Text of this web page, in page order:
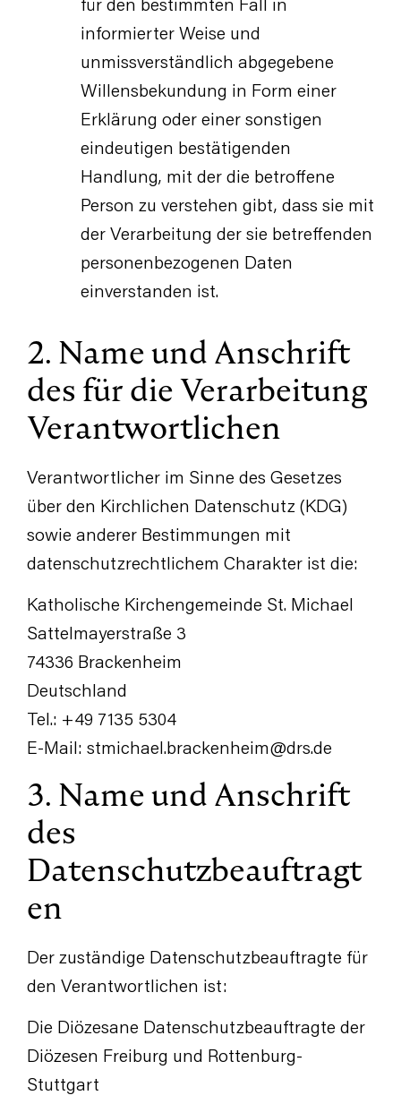
für den bestimmten Fall in
informierter Weise und
unmissverständlich abgegebene
Willensbekundung in Form einer
Erklärung oder einer sonstigen
eindeutigen bestätigenden
Handlung, mit der die betroffene
Person zu verstehen gibt, dass sie mit
der Verarbeitung der sie betreffenden
personenbezogenen Daten
einverstanden ist.
2. Name und Anschrift
des für die Verarbeitung
Verantwortlichen
Verantwortlicher im Sinne des Gesetzes
über den Kirchlichen Datenschutz (KDG)
sowie anderer Bestimmungen mit
datenschutzrechtlichem Charakter ist die:
Katholische Kirchengemeinde St. Michael
Sattelmayerstraße 3
74336 Brackenheim
Deutschland
Tel.: +49 7135 5304
E-Mail: stmichael.brackenheim@drs.de
3. Name und Anschrift
des
Datenschutzbeauftragt
en
Der zuständige Datenschutzbeauftragte für
den Verantwortlichen ist:
Die Diözesane Datenschutzbeauftragte der
Diözesen Freiburg und Rottenburg-
Stuttgart